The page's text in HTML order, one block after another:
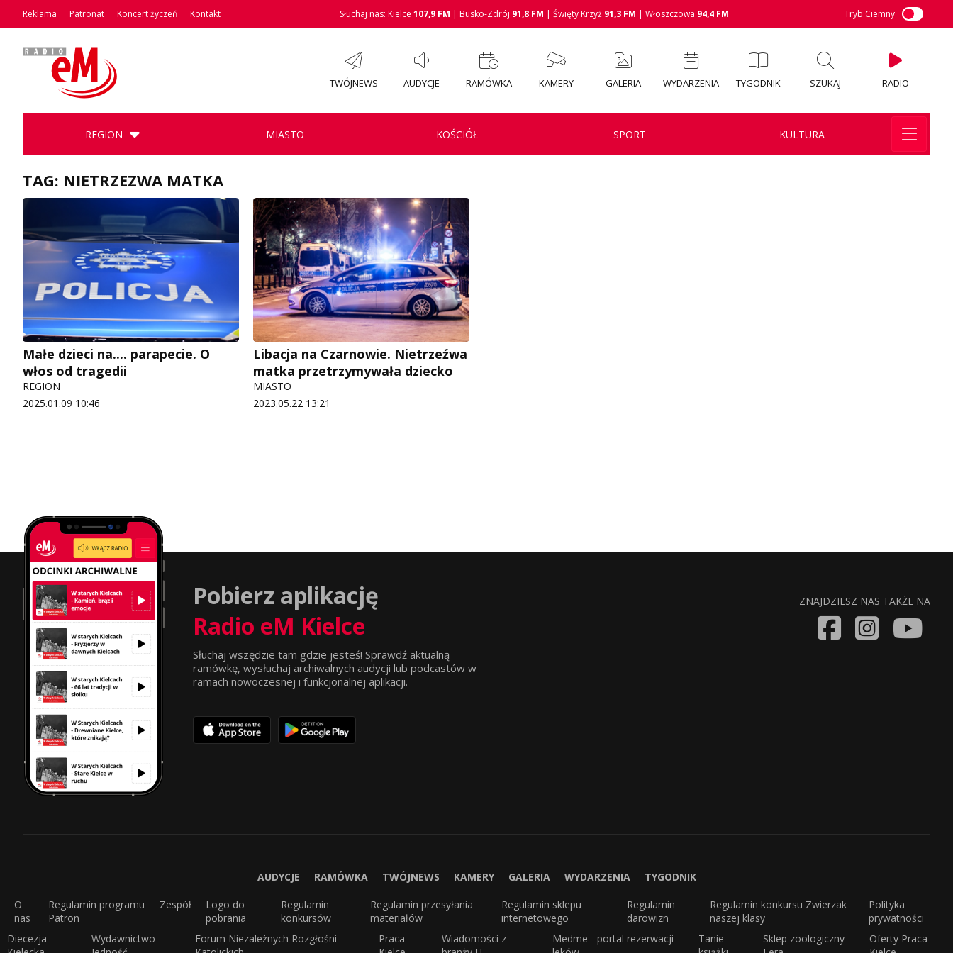
Reklama Patronat Koncert życzeń Kontakt Słuchaj nas: Kielce 107,9 FM | Busko-Zdrój 91,8 FM | Święty Krzyż 91,3 FM | Włoszczowa 94,4 FM Tryb Ciemny
TWÓJNEWS AUDYCJE RAMÓWKA KAMERY GALERIA WYDARZENIA TYGODNIK SZUKAJ RADIO
REGION MIASTO KOŚCIÓŁ SPORT KULTURA
TAG: NIETRZEZWA MATKA
Małe dzieci na.... parapecie. O
włos od tragedii
REGION
2025.01.09 10:46
Libacja na Czarnowie. Nietrzeźwa
matka przetrzymywała dziecko
MIASTO
2023.05.22 13:21
Pobierz aplikację
Radio eM Kielce
Słuchaj wszędzie tam gdzie jesteś! Sprawdź aktualną
ramówkę, wysłuchaj archiwalnych audycji lub podcastów w
ramach nowoczesnej i funkcjonalnej aplikacji.
ZNAJDZIESZ NAS TAKŻE NA
AUDYCJE RAMÓWKA TWÓJNEWS KAMERY GALERIA WYDARZENIA TYGODNIK
O
nas
Regulamin programu
Patron
Zespół
Logo do
pobrania
Regulamin
konkursów
Regulamin przesyłania
materiałów
Regulamin sklepu
internetowego
Regulamin
darowizn
Regulamin konkursu Zwierzak
naszej klasy
Polityka
prywatności
Diecezja
Wydawnictwo
Forum Niezależnych Rozgłośni
Praca
Wiadomości z
Medme - portal rezerwacji
Tanie
Sklep zoologiczny
Oferty Praca